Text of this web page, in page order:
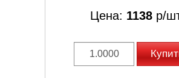
Цена: 1138р/